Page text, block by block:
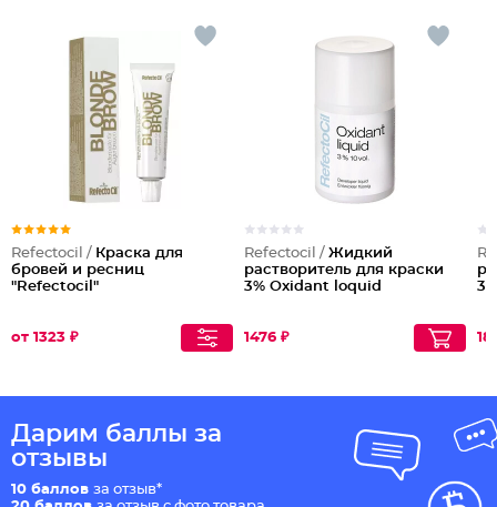
Refectocil / Краска для
бровей и ресниц
"Refectocil"
от 1323 ₽
Refectocil / Жидкий
растворитель для краски
3% Oxidant loquid
1476 ₽
Дарим баллы за
отзывы
10 баллов за отзыв*